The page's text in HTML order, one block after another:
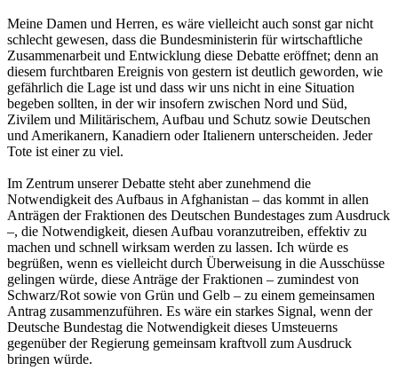
Meine Damen und Herren, es wäre vielleicht auch sonst gar nicht
schlecht gewesen, dass die Bundesministerin für wirtschaftliche
Zusammenarbeit und Entwicklung diese Debatte eröffnet; denn an
diesem furchtbaren Ereignis von gestern ist deutlich geworden, wie
gefährlich die Lage ist und dass wir uns nicht in eine Situation
begeben sollten, in der wir insofern zwischen Nord und Süd,
Zivilem und Militärischem, Aufbau und Schutz sowie Deutschen
und Amerikanern, Kanadiern oder Italienern unterscheiden. Jeder
Tote ist einer zu viel.
Im Zentrum unserer Debatte steht aber zunehmend die
Notwendigkeit des Aufbaus in Afghanistan – das kommt in allen
Anträgen der Fraktionen des Deutschen Bundestages zum Ausdruck
–, die Notwendigkeit, diesen Aufbau voranzutreiben, effektiv zu
machen und schnell wirksam werden zu lassen. Ich würde es
begrüßen, wenn es vielleicht durch Überweisung in die Ausschüsse
gelingen würde, diese Anträge der Fraktionen – zumindest von
Schwarz/Rot sowie von Grün und Gelb – zu einem gemeinsamen
Antrag zusammenzuführen. Es wäre ein starkes Signal, wenn der
Deutsche Bundestag die Notwendigkeit dieses Umsteuerns
gegenüber der Regierung gemeinsam kraftvoll zum Ausdruck
bringen würde.